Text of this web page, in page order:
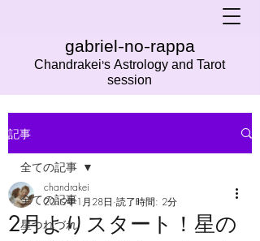
gabriel-no-rappa
Chandrakei's Astrology and Tarot
session
記事
全ての記事
星つれづれ
全ての記事
2月よりスタート！星の
chandrakei
2019年1月28日 読了時間: 2分